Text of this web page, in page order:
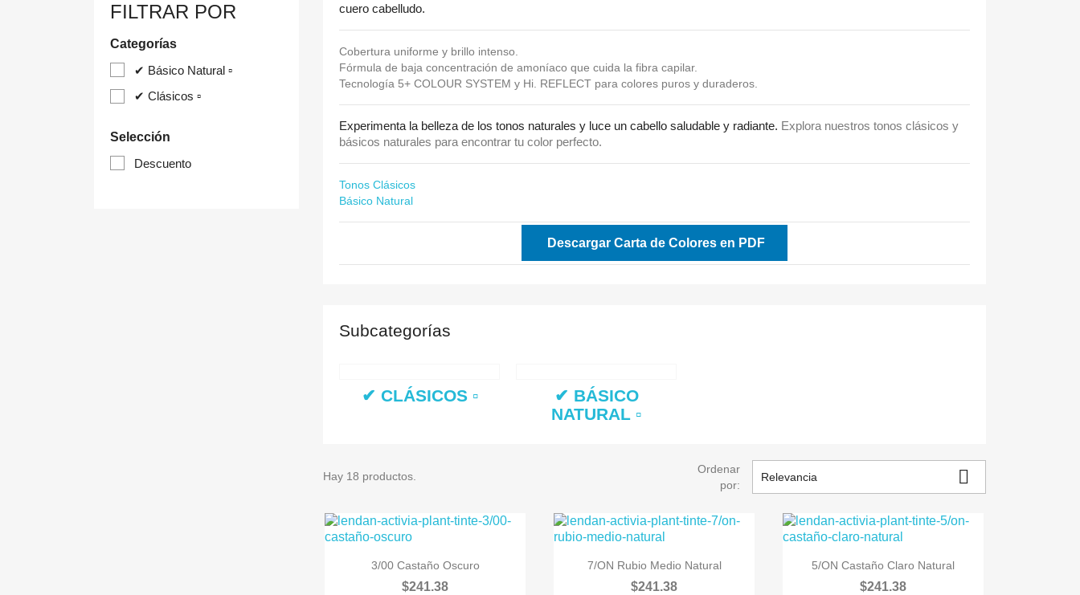
FILTRAR POR
Categorías
✔ Básico Natural ▫
✔ Clásicos ▫
Selección
Descuento
cuero cabelludo.
Cobertura uniforme y brillo intenso.
Fórmula de baja concentración de amoníaco que cuida la fibra capilar.
Tecnología 5+ COLOUR SYSTEM y Hi. REFLECT para colores puros y duraderos.
Experimenta la belleza de los tonos naturales y luce un cabello saludable y radiante. Explora nuestros tonos clásicos y
básicos naturales para encontrar tu color perfecto.
Tonos Clásicos
Básico Natural
Descargar Carta de Colores en PDF
Subcategorías
✔ CLÁSICOS ▫
✔ BÁSICO
NATURAL ▫
Hay 18 productos.
Ordenar
por:
Relevancia 
 Vista rápida
3/00 Castaño Oscuro
$241.38
 Vista rápida
7/ON Rubio Medio Natural
$241.38
 Vista rápida
5/ON Castaño Claro Natural
$241.38